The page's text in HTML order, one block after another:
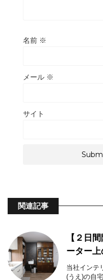
名前 ※
メール ※
サイト
関連記事
【２日
ーター上
当社インテ
(うえ)の自